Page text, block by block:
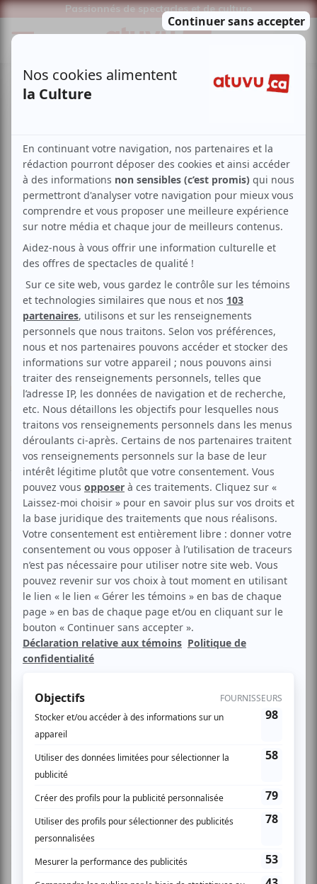
Passionnés de spectacles et de culture
Divers Jonglerie Cirque Acrobaties
Patty Queen Circus Show
Aucune offre promotionnelle
disponible
Soyez les premiers avisés dès qu'il y aura une offre promo
pour Patty Queen Circus Show:INSCRIVEZ-VOUS
Patty Queen est une artiste de cirque! Elle adôôôre le
glamour! Passionnée, pleine d’émotions, un peu distraite,
elle veut trop bien faire. Pleine d’ambition naïve et de
spontanéité, elle s’assure que tout est parfait, ne veut rien
oublier. Exploitant ses nombreux talents en utilisant son
monocycle, une échelle, de la jonglerie et son animal de
problèmes qu’elle essaie de dissimuler mais sans grand
succès. Elle fait naître des moments magiques pour
impressionner les plus sceptiques!
Spectacle solo? Tout au long du spectacle le public est son
son univers. Cet amalgame dynamique et remarquable de
comédie, d’adresse et d’équilibre éblouira à coup sûr petits
et grands!